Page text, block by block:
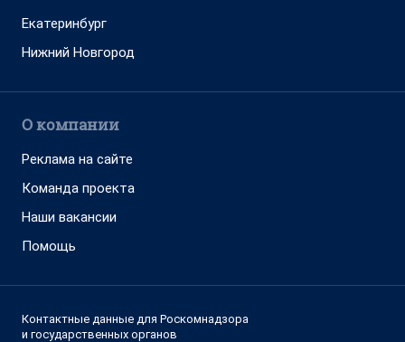
Екатеринбург
Нижний Новгород
О компании
Реклама на сайте
Команда проекта
Наши вакансии
Помощь
Контактные данные для Роскомнадзора
и государственных органов